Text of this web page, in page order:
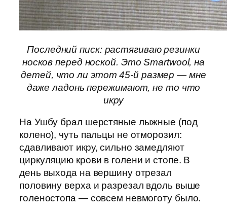
Последний писк: растягиваю резинки
носков перед ноской. Это Smartwool, на
детей, что ли этот 45-й размер — мне
даже ладонь пережимают, не то что
икру
На Ушбу брал шерстяные лыжные (под
колено), чуть пальцы не отморозил:
сдавливают икру, сильно замедляют
циркуляцию крови в голени и стопе. В
день выхода на вершину отрезал
половину верха и разрезал вдоль выше
голеностопа — совсем невмоготу было.